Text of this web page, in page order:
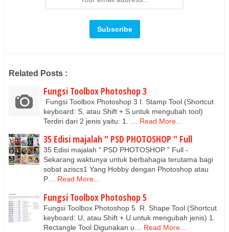
Related Posts :
Fungsi Toolbox Photoshop 3
Fungsi Toolbox Photoshop 3 I. Stamp Tool (Shortcut
keyboard: S, atau Shift + S untuk mengubah tool)
Terdiri dari 2 jenis yaitu: 1. …
Read More...
35 Edisi majalah " PSD PHOTOSHOP " Full
35 Edisi majalah " PSD PHOTOSHOP " Full -
Sekarang waktunya untuk berbahagia terutama bagi
sobat aziscs1 Yang Hobby dengan Photoshop atau
P…
Read More...
Fungsi Toolbox Photoshop 5
Fungsi Toolbox Photoshop 5 R. Shape Tool (Shortcut
keyboard: U, atau Shift + U untuk mengubah jenis) 1.
Rectangle Tool Digunakan u…
Read More...